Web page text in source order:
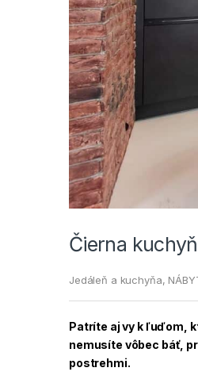
Čierna
Jedáleň a kuchyňa,
Patríte aj vy k ľuďom,
nemusíte vôbec báť,
postrehmi.